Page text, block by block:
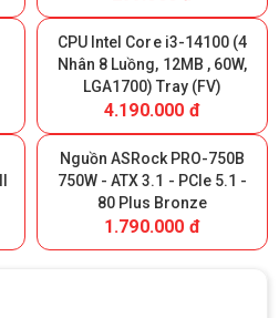
CPU Intel Core i3-14100 (4
Nhân 8 Luồng, 12MB , 60W,
LGA1700) Tray (FV)
4.190.000 đ
Nguồn ASRock PRO-750B
750W - ATX 3.1 - PCIe 5.1 -
80 Plus Bronze
1.790.000 đ